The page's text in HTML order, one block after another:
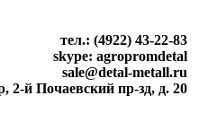
тел.: (4922) 43-22-83
skype: agropromdetal
sale@detal-metall.ru
2-й Почаевский пр-зд, д. 20